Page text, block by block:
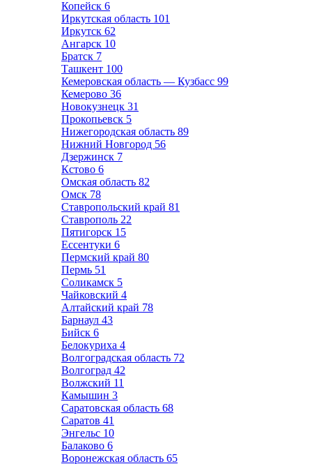
Копейск 6
Иркутская область 101
Иркутск 62
Ангарск 10
Братск 7
Ташкент 100
Кемеровская область — Кузбасс 99
Кемерово 36
Новокузнецк 31
Прокопьевск 5
Нижегородская область 89
Нижний Новгород 56
Дзержинск 7
Кстово 6
Омская область 82
Омск 78
Ставропольский край 81
Ставрополь 22
Пятигорск 15
Ессентуки 6
Пермский край 80
Пермь 51
Соликамск 5
Чайковский 4
Алтайский край 78
Барнаул 43
Бийск 6
Белокуриха 4
Волгоградская область 72
Волгоград 42
Волжский 11
Камышин 3
Саратовская область 68
Саратов 41
Энгельс 10
Балаково 6
Воронежская область 65